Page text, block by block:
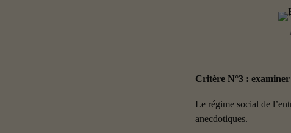
Critère N°3 : examiner
Le régime social de
anecdotiques.